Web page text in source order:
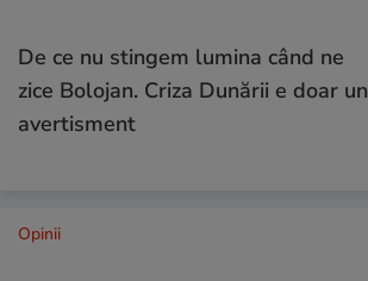
De ce nu stingem lumina când ne
zice Bolojan. Criza Dunării e doar un
avertisment
Opinii